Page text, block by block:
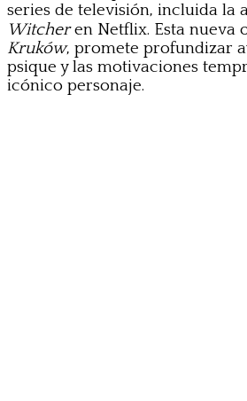
series de televisión, incluida la
Witcheren Netflix. Esta nueva
Kruków, promete profundizar
psique y las motivaciones
icónico personaje.